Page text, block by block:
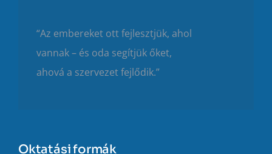
“Az embereket ott fejlesztjük, ahol
vannak – és oda segítjük őket,
ahová a szervezet fejlődik.”
Oktatási formák